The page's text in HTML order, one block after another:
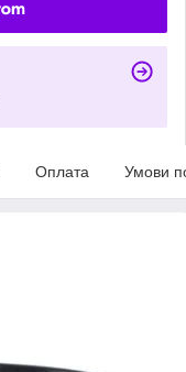
Оплата Умови